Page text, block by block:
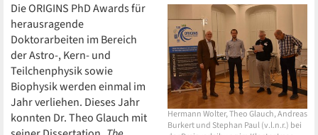
Hermann Wolter, Theo Glauch, Andreas
Burkert und Stephan Paul (v.l.n.r.) bei
Die ORIGINS PhD Awards für
herausragende
Doktorarbeiten im Bereich
der Astro-, Kern- und
Teilchenphysik sowie
Biophysik werden einmal im
Jahr verliehen. Dieses Jahr
konnten Dr. Theo Glauch mit